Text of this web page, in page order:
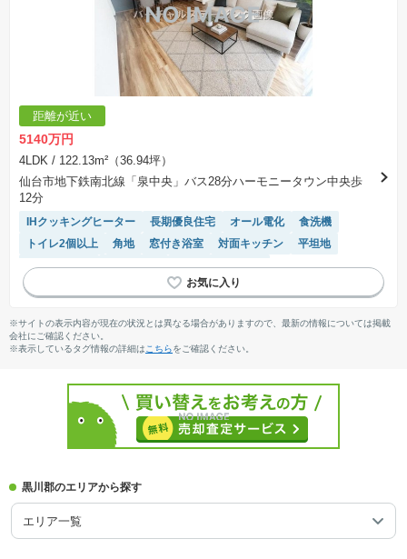
距離が近い
5140万円
4LDK / 122.13m²（36.94坪）
仙台市地下鉄南北線「泉中央」バス28分ハーモニータウン中央歩
12分
IHクッキングヒーター 長期優良住宅 オール電化
食洗機
トイレ2個以上
角地 窓付き浴室 対面キッチン
平坦地
閑静な住宅地
陽当り良好
システムキッチン
接面道路の幅が６m以上
浴室乾燥機
WIC
※サイトの表示内容が現在の状況とは異なる場合がありますので、最新の情報については掲載
会社にご確認ください。
※表示しているタグ情報の詳細は こちらをご確認ください。
黒川郡のエリアから探す
エリア一覧